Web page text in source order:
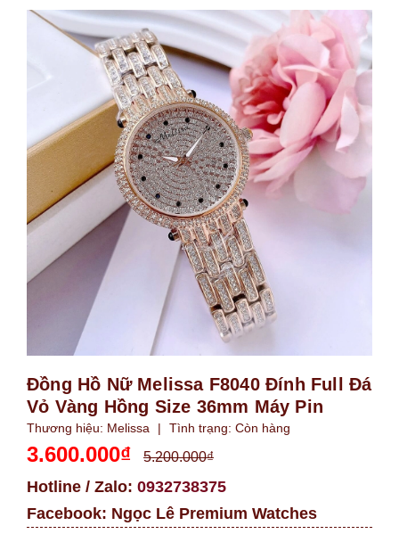
Đồng Hồ Nữ Melissa F8040 Đính Full Đá
Vỏ Vàng Hồng Size 36mm Máy Pin
Thương hiệu: Melissa | Tình trạng: Còn hàng
3.600.000₫ 5.200.000₫
Hotline / Zalo: 0932738375
Facebook: Ngọc Lê Premium Watches